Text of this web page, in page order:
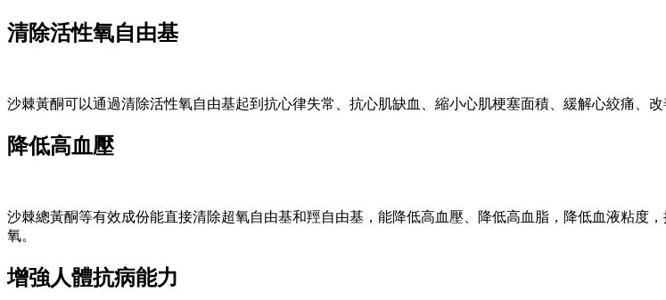
清除活性氧自由基
沙棘黃酮可以通過清除活性氧自由基起到抗心律失常、抗心肌缺血、縮小心肌梗塞面積、緩解心絞痛、改
降低高血壓
沙棘總黃酮等有效成份能直接清除超氧自由基和羥自由基，能降低高血壓、降低高血脂，降低血液粘度
氧。
增強人體抗病能力